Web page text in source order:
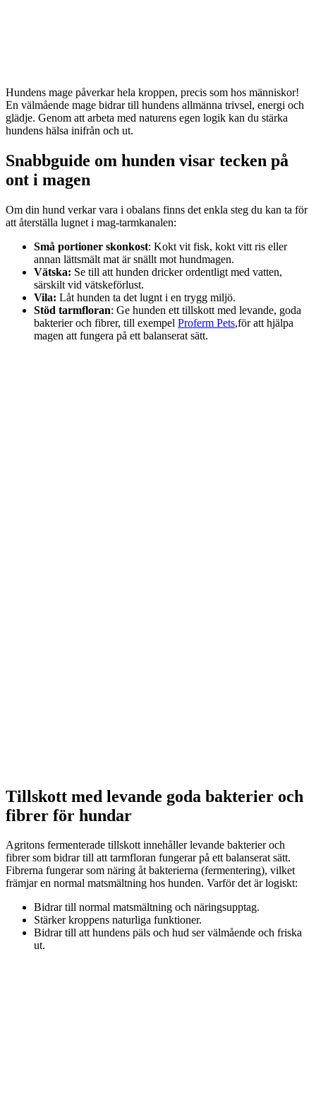
Hundens mage påverkar hela kroppen, precis som hos människor!
En välmående mage bidrar till hundens allmänna trivsel, energi och
glädje. Genom att arbeta med naturens egen logik kan du stärka
hundens hälsa inifrån och ut.
Snabbguide om hunden visar tecken på
ont i magen
Om din hund verkar vara i obalans finns det enkla steg du kan ta för
att återställa lugnet i mag-tarmkanalen:
Små portioner skonkost: Kokt vit fisk, kokt vitt ris eller
annan lättsmält mat är snällt mot hundmagen.
Vätska: Se till att hunden dricker ordentligt med vatten,
särskilt vid vätskeförlust.
Vila: Låt hunden ta det lugnt i en trygg miljö.
Stöd tarmfloran: Ge hunden ett tillskott med levande, goda
bakterier och fibrer, till exempel Proferm Pets,för att hjälpa
magen att fungera på ett balanserat sätt.
Tillskott med levande goda bakterier och
fibrer för hundar
Agritons fermenterade tillskott innehåller levande bakterier och
fibrer som bidrar till att tarmfloran fungerar på ett balanserat sätt.
Fibrerna fungerar som näring åt bakterierna (fermentering), vilket
främjar en normal matsmältning hos hunden. Varför det är logiskt:
Bidrar till normal matsmältning och näringsupptag.
Stärker kroppens naturliga funktioner.
Bidrar till att hundens päls och hud ser välmående och friska
ut.